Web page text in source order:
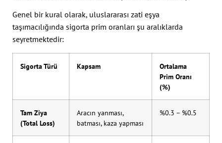
Genel bir kural olarak, uluslararası zati eşya
taşımacılığında sigorta prim oranları şu aralıklarda
seyretmektedir:
Sigorta Türü Kapsam
Ortalama
Prim Oranı
(%)
Tam Ziya
(Total Loss)
Aracın yanması,
batması, kaza yapması
%0.3 – %0.5